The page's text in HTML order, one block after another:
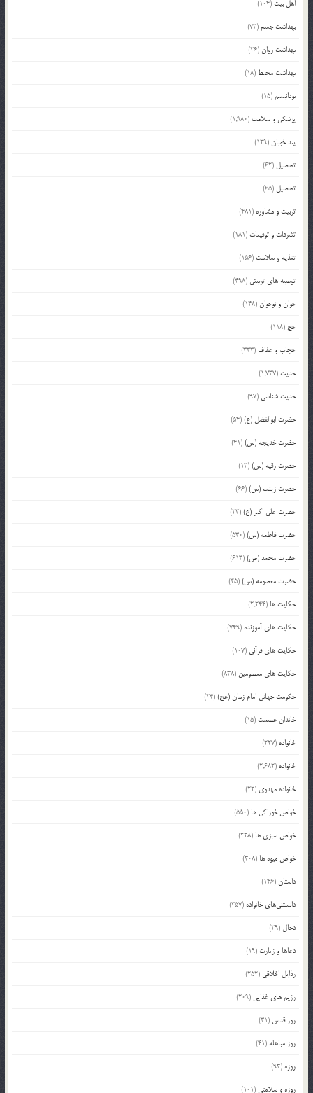
اهل بیت (104)
بهداشت جسم(73)
بهداشت روان(26)
بهداشت محیط (18)
بودائیسم(15)
پزشکی و سلامت (1,980)
پند خوبان(129)
تحصیل (62)
تحصیل (65)
تربیت و مشاوره (481)
تشرفات و توقیعات (181)
تغذیه و سلامت (156)
توصیه های تربیتی (498)
جوان و نوجوان(148)
حج (118)
حجاب و عفاف (333)
حدیث (1,737)
حدیث شناسی (97)
حضرت ابوالفضل (ع)(54)
حضرت خدیجه (س)(41)
حضرت رقیه (س)(13)
حضرت زینب (س)(66)
حضرت علی اکبر (ع)(23)
حضرت فاطمه (س)(530)
حضرت محمد (ص)(613)
حضرت معصومه (س)(45)
حکایت ها (2,244)
حکایت های آموزنده (749)
حکایت های قرآنی (107)
حکایت های معصومین (838)
حکومت جهانی امام زمان (عج)(24)
خاندان عصمت (15)
خانواده (227)
خانواده (2,682)
خانواده مهدوی (22)
خواص خوراکی ها (550)
خواص سبزی ها (228)
خواص میوه ها (308)
داستان(146)
دانستنی‌های خانواده (357)
دجال (29)
دعاها و زیارت (19)
رذایل اخلاقی (252)
رژیم های غذایی (209)
روز قدس (31)
روز مباهله (41)
روزه (93)
روزه و سلامتی (101)